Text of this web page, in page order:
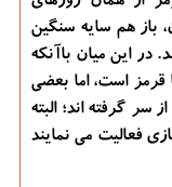
باز هم سایه سنگین
در این میان باآنکه
قرمز است، اما بعضی
گرفته اند؛ البته
فعالیت می نمایند